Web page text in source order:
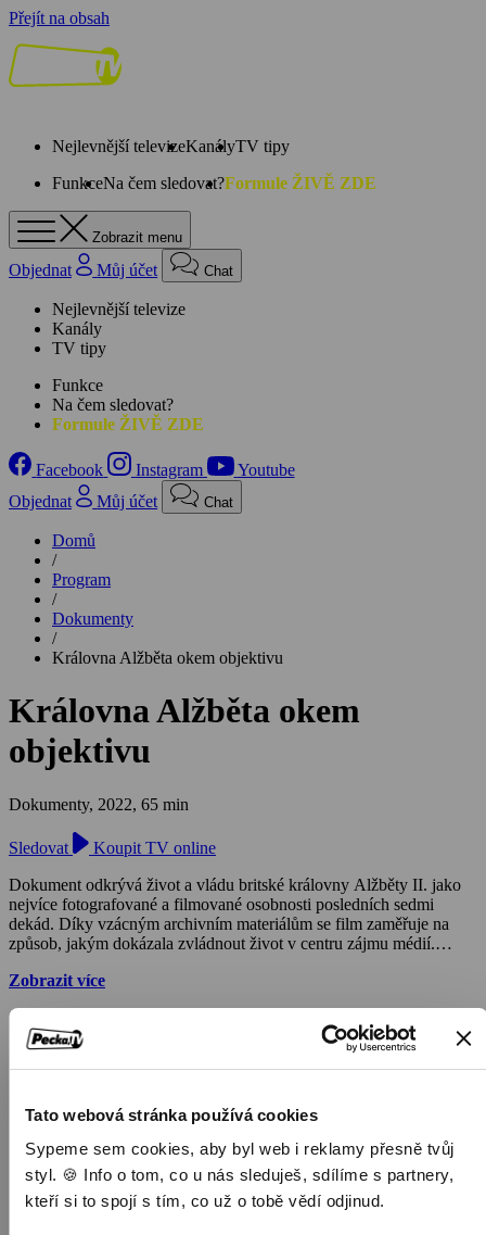
Tato webová stránka používá cookies
Sypeme sem cookies, aby byl web i reklamy přesně tvůj
styl. 🍪 Info o tom, co u nás sleduješ, sdílíme s partnery,
kteří si to spojí s tím, co už o tobě vědí odjinud.
Přejít na obsah
Nejlevnější televizeKanályTV tipy
FunkceNa čem sledovat?Formule ŽIVĚ ZDE
Zobrazit menu
Objednat Můj účet Chat
Nejlevnější televize
Kanály
TV tipy
Funkce
Na čem sledovat?
Formule ŽIVĚ ZDE
Facebook Instagram
Youtube
Objednat
Můj účet Chat
Domů
/
Program
/
Dokumenty
/
Královna Alžběta okem objektivu
Královna Alžběta okem
objektivu
Dokumenty, 2022, 65 min
Sledovat
Koupit TV online
Dokument odkrývá život a vládu britské královny Alžběty II. jako
nejvíce fotografované a filmované osobnosti posledních sedmi
dekád. Díky vzácným archivním materiálům se film zaměřuje na
způsob, jakým dokázala zvládnout život v centru zájmu médií.
princeznou, která se stala královnou náhodou; její zamilováním a
Commonwealthu; a přizpůsobením se požadavkům celosvětového
publika v éře masmédií. Příběh je vyprávěn prostřednictvím
Zobrazit více